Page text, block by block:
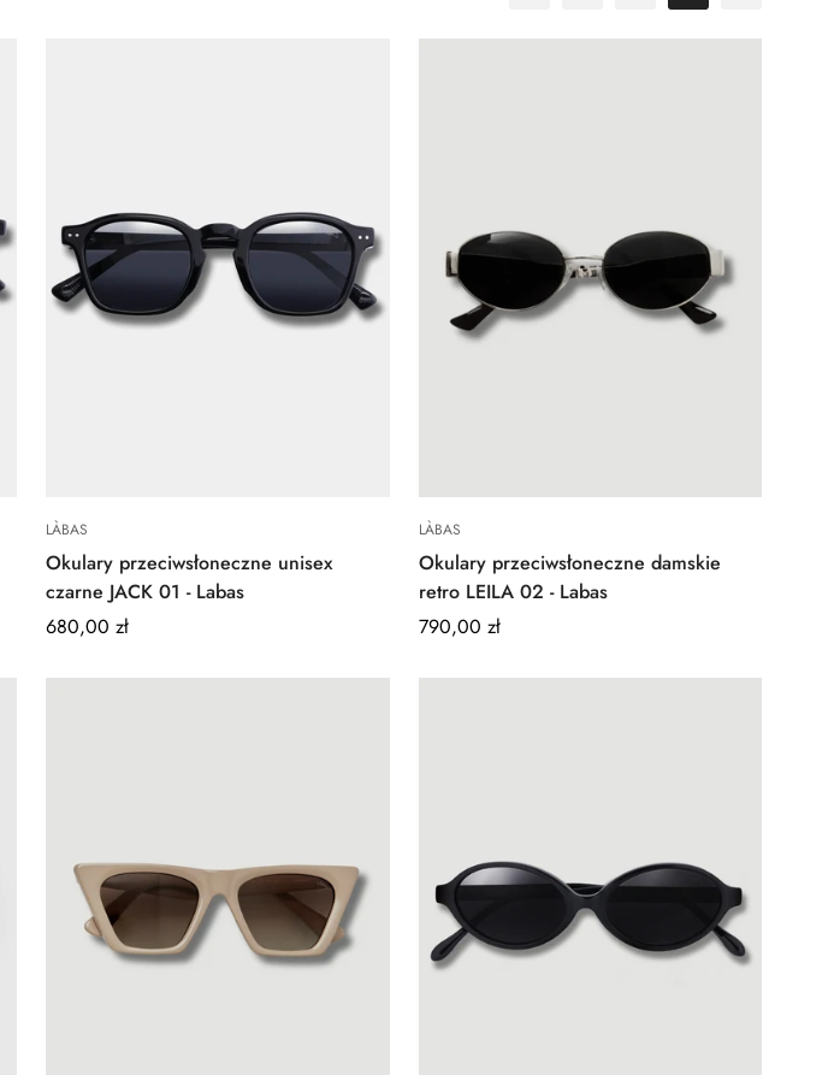
LÀBAS
Okulary przeciwsłoneczne unisex
czarne JACK 01 - Labas
Regular
680,00 zł
LÀBAS
Okulary przeciwsłoneczne damskie
retro LEILA 02 - Labas
Regular
790,00 zł